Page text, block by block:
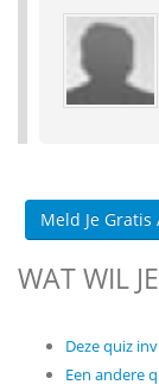
Meld Je Gratis
WAT WIL
Deze quiz
Een andere